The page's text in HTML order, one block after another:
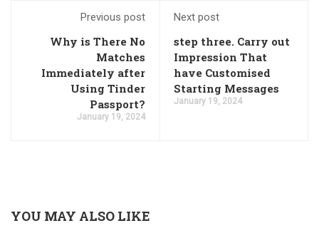
Previous post
Why is There No
Matches
Immediately after
Using Tinder
Passport?
January 19, 2024
Next post
step three. Carry out
Impression That
have Customised
Starting Messages
January 19, 2024
YOU MAY ALSO LIKE